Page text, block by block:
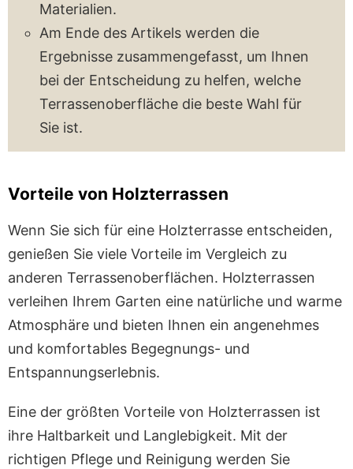
Materialien.
Am Ende des Artikels werden die
Ergebnisse zusammengefasst, um Ihnen
bei der Entscheidung zu helfen, welche
Terrassenoberfläche die beste Wahl für
Sie ist.
Vorteile von Holzterrassen
Wenn Sie sich für eine Holzterrasse entscheiden,
genießen Sie viele Vorteile im Vergleich zu
anderen Terrassenoberflächen. Holzterrassen
verleihen Ihrem Garten eine natürliche und warme
Atmosphäre und bieten Ihnen ein angenehmes
und komfortables Begegnungs- und
Entspannungserlebnis.
Eine der größten Vorteile von Holzterrassen ist
ihre Haltbarkeit und Langlebigkeit. Mit der
richtigen Pflege und Reinigung werden Sie